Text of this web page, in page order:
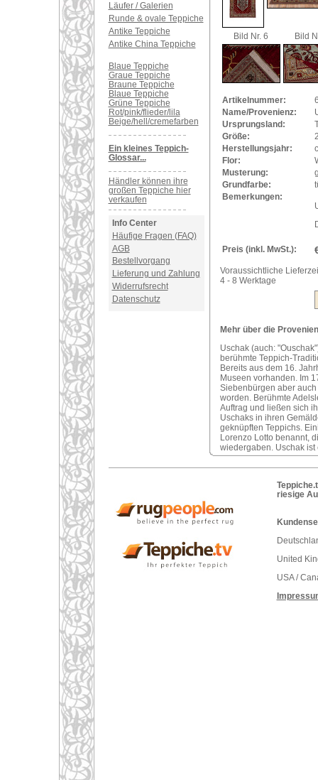
Läufer / Galerien
Runde & ovale Teppiche
Antike Teppiche
Antike China Teppiche
Blaue Teppiche
Graue Teppiche
Braune Teppiche
Blaue Teppiche
Grüne Teppiche
Rot/pink/flieder/lila
Beige/hell/cremefarben
Ein kleines Teppich-
Glossar...
Händler können ihre
großen Teppiche hier
verkaufen
Info Center
Häufige Fragen (FAQ)
AGB
Bestellvorgang
Lieferung und Zahlung
Widerrufsrecht
Datenschutz
Bild Nr. 6 Bild
Artikelnummer:
Name/Provenienz:
Ursprungsland:
Größe:
Herstellungsjahr:
Flor:
Musterung:
Grundfarbe:
Bemerkungen:
Preis (inkl. MwSt.):
Voraussichtliche
4 - 8 Werktage
Mehr über die
Uschak (auch:
berühmte Teppich-
Bereits aus dem 16.
Museen vorhanden. Im
Siebenbürgen aber
worden. Berühmte
Auftrag und ließen sich
Uschaks in ihren
geknüpften Teppichs.
Lorenzo Lotto benannt,
wiedergaben. Uschak
riesige
United
USA /